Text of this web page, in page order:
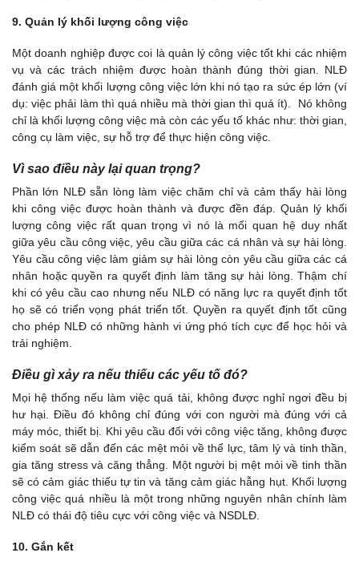
9. Quản lý khối lượng công việc
Một doanh nghiệp được coi là quản lý công việc tốt khi các nhiệm
vụ và các trách nhiệm được hoàn thành đúng thời gian. NLĐ
đánh giá một khối lượng công việc lớn khi nó tạo ra sức ép lớn (ví
dụ: việc phải làm thì quá nhiều mà thời gian thì quá ít). Nó không
chỉ là khối lượng công việc mà còn các yếu tố khác như: thời gian,
công cụ làm việc, sự hỗ trợ để thực hiện công việc.
Vì sao điều này lại quan trọng?
Phần lớn NLĐ sẵn lòng làm việc chăm chỉ và cảm thấy hài lòng
khi công việc được hoàn thành và được đền đáp. Quản lý khối
lượng công việc rất quan trọng vì nó là mối quan hệ duy nhất
giữa yêu cầu công việc, yêu cầu giữa các cá nhân và sự hài lòng.
Yêu cầu công việc làm giảm sự hài lòng còn yêu cầu giữa các cá
nhân hoặc quyền ra quyết định làm tăng sự hài lòng. Thậm chí
khi có yêu cầu cao nhưng nếu NLĐ có năng lực ra quyết định tốt
họ sẽ có triển vọng phát triển tốt. Quyền ra quyết định tốt cũng
cho phép NLĐ có những hành vi ứng phó tích cực để học hỏi và
trải nghiệm.
Điều gì xảy ra nếu thiếu các yếu tố đó?
Mọi hệ thống nếu làm việc quá tải, không được nghỉ ngơi đều bị
hư hại. Điều đó không chỉ đúng với con người mà đúng với cả
máy móc, thiết bị. Khi yêu cầu đối với công việc tăng, không được
kiểm soát sẽ dẫn đến các mệt mỏi về thể lực, tâm lý và tinh thần,
gia tăng stress và căng thẳng. Một người bị mệt mỏi về tinh thần
sẽ có cảm giác thiếu tự tin và tăng cảm giác hẫng hụt. Khối lượng
công việc quá nhiều là một trong những nguyên nhân chính làm
NLĐ có thái độ tiêu cực với công việc và NSDLĐ.
10. Gắn kết